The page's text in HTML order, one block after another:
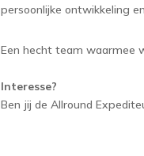
persoonlijke ontwikkeling
Een hecht team waarmee
Interesse?
Ben jij de Allround